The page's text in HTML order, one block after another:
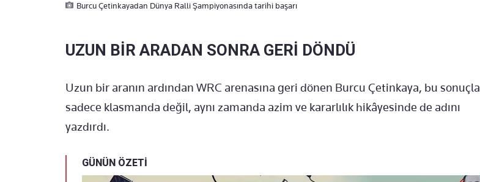
Burcu Çetinkayadan Dünya Ralli Şampiyonasında tarihi başarı
UZUN BİR ARADAN SONRA GERİ DÖNDÜ
Uzun bir aranın ardından WRC arenasına geri dönen Burcu Çetinkaya, bu sonuçla
sadece klasmanda değil, aynı zamanda azim ve kararlılık hikâyesinde de adını
yazdırdı.
GÜNÜN ÖZETİ